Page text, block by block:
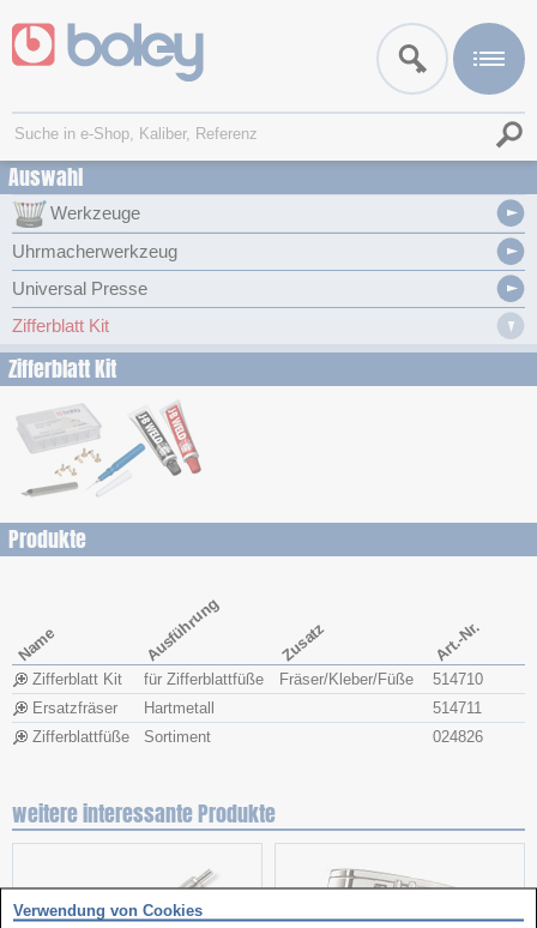
Auswahl
Werkzeuge
Uhrmacherwerkzeug
Universal Presse
Zifferblatt Kit
Zifferblatt Kit
Produkte
Name Ausführung Zusatz Art.-Nr.
Zifferblatt Kit für Zifferblattfüße Fräser/Kleber/Füße
514710
Ersatzfräser
Hartmetall
514711
Zifferblattfüße
Sortiment 024826
weitere interessante Produkte
Verwendung von Cookies